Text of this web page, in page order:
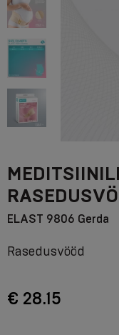
ELAST 9806 Gerda
Rasedusvööd
€ 28.15